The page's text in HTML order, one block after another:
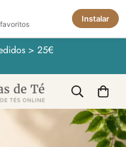
Instalar
> 25€